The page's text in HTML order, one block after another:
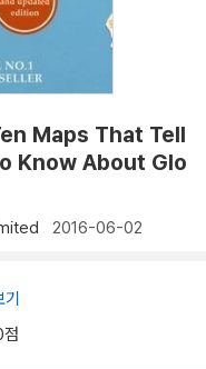
Maps That Tell
Know About Glo
2016-06-02